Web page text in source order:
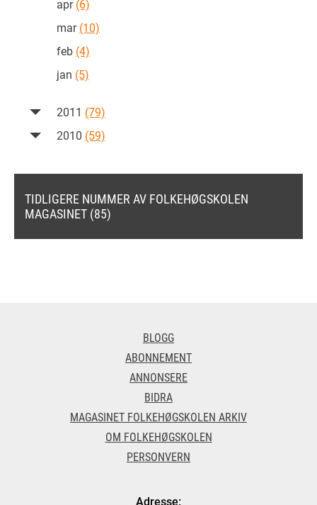
apr(6)
mar(10)
feb (4)
jan (5)
2011 (79)
2010 (59)
TIDLIGERE NUMMER AV FOLKEHØGSKOLEN
MAGASINET (85)
BLOGG
ABONNEMENT
ANNONSERE
BIDRA
MAGASINET FOLKEHØGSKOLEN ARKIV
OM FOLKEHØGSKOLEN
PERSONVERN
Adresse: